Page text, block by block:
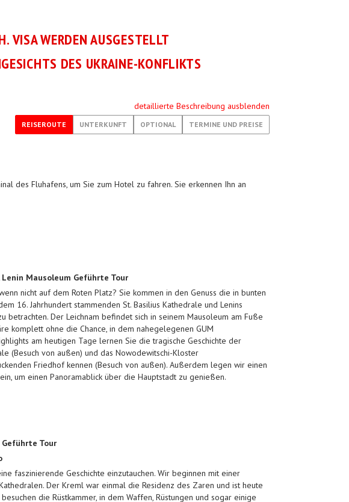
VISA WERDEN AUSGESTELLT
DES UKRAINE-KONFLIKTS
detaillierte Beschreibung ausblenden
REISEROUTE UNTERKUNFT OPTIONAL TERMINE UND PREISE
des Fluhafens, um Sie zum Hotel zu fahren. Sie erkennen Ihn an
Mausoleum Geführte Tour
nicht auf dem Roten Platz? Sie kommen in den Genuss die in bunten
16. Jahrhundert stammenden St. Basilius Kathedrale und Lenins
betrachten. Der Leichnam befindet sich in seinem Mausoleum am Fuße
komplett ohne die Chance, in dem nahegelegenen GUM
am heutigen Tage lernen Sie die tragische Geschichte der
(Besuch von außen) und das Nowodewitschi-Kloster
Friedhof kennen (Besuch von außen). Außerdem legen wir einen
um einen Panoramablick über die Hauptstadt zu genießen.
Tour
faszinierende Geschichte einzutauchen. Wir beginnen mit einer
Der Kreml war einmal die Residenz des Zaren und ist heute
die Rüstkammer, in dem Waffen, Rüstungen und sogar einige